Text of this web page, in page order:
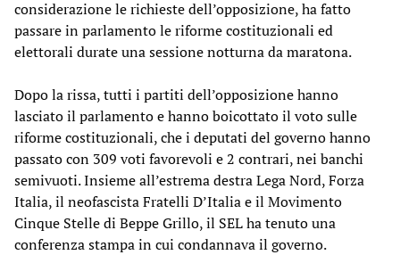
considerazione le richieste dell’opposizione, ha fatto
passare in parlamento le riforme costituzionali ed
elettorali durate una sessione notturna da maratona.
Dopo la rissa, tutti i partiti dell’opposizione hanno
lasciato il parlamento e hanno boicottato il voto sulle
riforme costituzionali, che i deputati del governo hanno
passato con 309 voti favorevoli e 2 contrari, nei banchi
semivuoti. Insieme all’estrema destra Lega Nord, Forza
Italia, il neofascista Fratelli D’Italia e il Movimento
Cinque Stelle di Beppe Grillo, il SEL ha tenuto una
conferenza stampa in cui condannava il governo.